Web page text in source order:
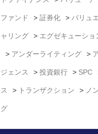
ァンド 証券化 バリュ
リング エグゼキューショ
アンダーライティング
ェンス 投資銀行 SPC
トランザクション ノ